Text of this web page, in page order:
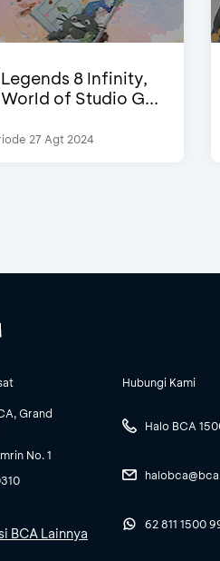
8 Infinity,
of Studio G...
27 Agt 2024
Grand
No. 1
BCA Lainnya
Hubungi Kami
Halo BCA
62 811 1500